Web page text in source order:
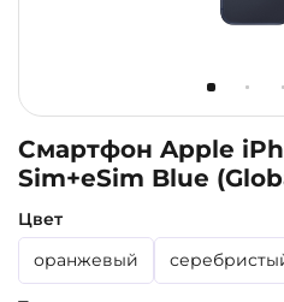
Смартфон Apple
Sim+eSim Blue
Цвет
оранжевый